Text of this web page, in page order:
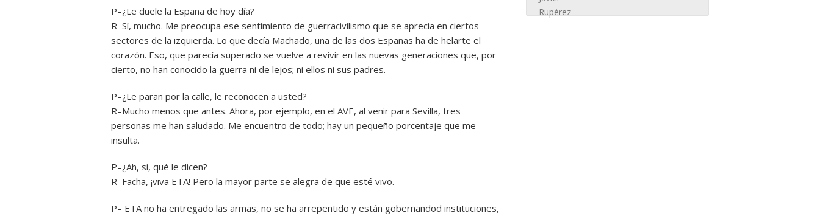
P–¿Le duele la España de hoy día?
R–Sí, mucho. Me preocupa ese sentimiento de guerracivilismo que se aprecia en ciertos
sectores de la izquierda. Lo que decía Machado, una de las dos Españas ha de helarte el
corazón. Eso, que parecía superado se vuelve a revivir en las nuevas generaciones que, por
cierto, no han conocido la guerra ni de lejos; ni ellos ni sus padres.
P–¿Le paran por la calle, le reconocen a usted?
R–Mucho menos que antes. Ahora, por ejemplo, en el AVE, al venir para Sevilla, tres
personas me han saludado. Me encuentro de todo; hay un pequeño porcentaje que me
insulta.
P–¿Ah, sí, qué le dicen?
R–Facha, ¡viva ETA! Pero la mayor parte se alegra de que esté vivo.
P– ETA no ha entregado las armas, no se ha arrepentido y están gobernandod instituciones,